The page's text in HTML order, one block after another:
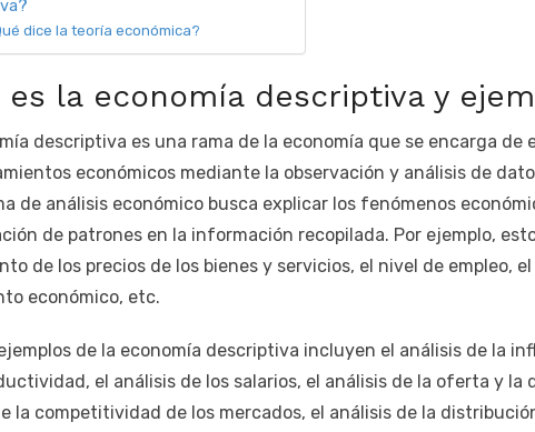
dice la teoría económica?
es la economía descriptiva y
descriptiva es una rama de la economía que se encarga de
económicos mediante la observación y análisis de
de análisis económico busca explicar los fenómenos
de patrones en la información recopilada. Por ejemplo,
de los precios de los bienes y servicios, el nivel de empleo, el
económico, etc.
de la economía descriptiva incluyen el análisis de la
el análisis de los salarios, el análisis de la oferta y la
la competitividad de los mercados, el análisis de la